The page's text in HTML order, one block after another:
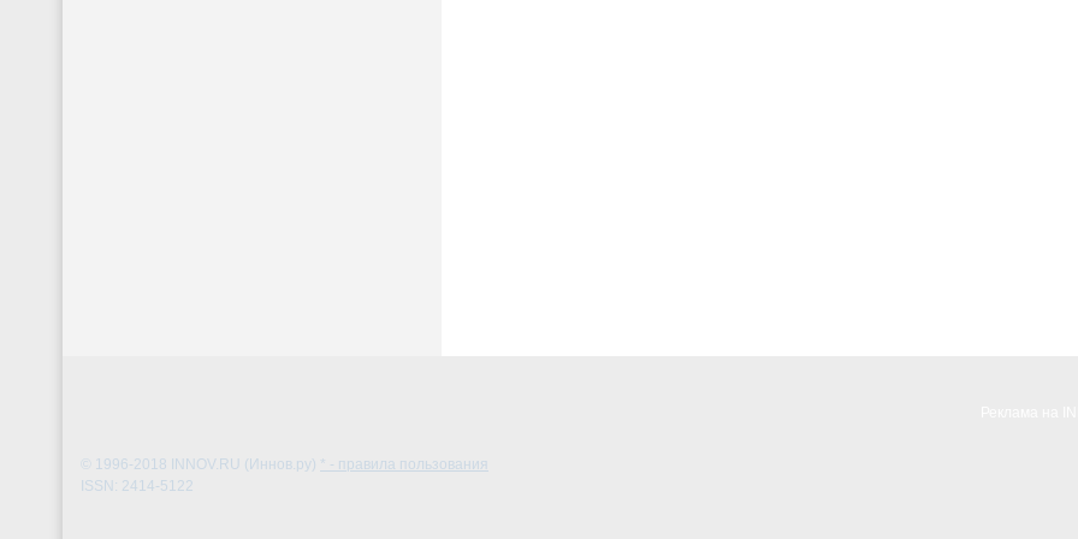
© 1996-2018 INNOV.RU (Иннов.ру) * - правила пользования
ISSN: 2414-5122